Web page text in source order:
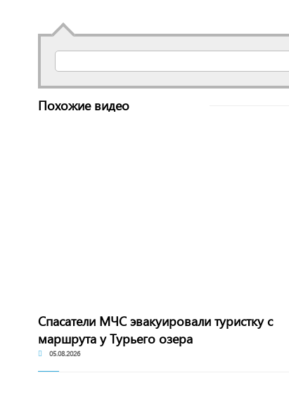
Похожие видео
Спасатели МЧС эвакуировали туристку с
маршрута у Турьего озера
05.08.2026